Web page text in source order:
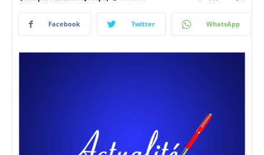
Facebook Twitter WhatsApp